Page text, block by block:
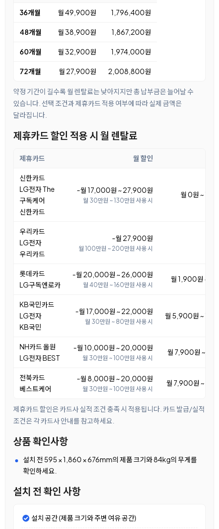
36개월 월 49,900원 1,796,400원
48개월 월 38,900원 1,867,200원
60개월 월 32,900원 1,974,000원
72개월 월 27,900원 2,008,800원
약정 기간이 길수록 월 렌탈료는 낮아지지만 총 납부금은 늘어날 수
있습니다. 선택 조건과 제휴카드 적용 여부에 따라 실제 금액은
달라집니다.
제휴카드 할인 적용 시 월 렌탈료
제휴카드 월 할인
신한카드
LG전자 The
구독케어
신한카드
-월 17,000원 ~ 27,900원
월 30만원 ~ 130만원 사용 시
월 0원 ~
우리카드
LG전자
우리카드
-월 27,900원
월 100만원 ~ 200만원 사용 시
롯데카드
LG구독엔로카
-월 20,000원 ~ 26,000원
월 40만원 ~ 160만원 사용 시
월 1,900원 ~
KB국민카드
LG전자
KB국민
-월 17,000원 ~ 22,000원
월 30만원 ~ 80만원 사용 시
월 5,900원 ~
NH카드 올원
LG전자 BEST
-월 10,000원 ~ 20,000원
월 30만원 ~ 100만원 사용 시
월 7,900원 ~
전북카드
베스트케어
-월 8,000원 ~ 20,000원
월 30만원 ~ 100만원 사용 시
월 7,900원 ~
제휴카드 할인은 카드사 실적 조건 충족 시 적용됩니다. 카드 발급/실적
조건은 각 카드사 안내를 참고하세요.
상품 확인사항
설치 전 595 × 1,860 × 676mm의 제품 크기와 84kg의 무게를
확인하세요.
설치 전 확인 사항
설치 공간 (제품 크기와 주변 여유 공간)